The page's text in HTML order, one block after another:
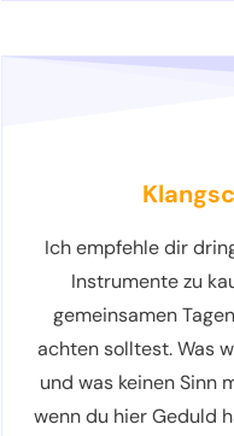
Ich empfehle dir
Instrumente zu
gemeinsamen
achten solltest. Was
und was keinen Sinn
wenn du hier Geduld